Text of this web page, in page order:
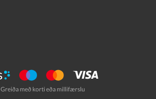
Greiða með korti eða millifærslu